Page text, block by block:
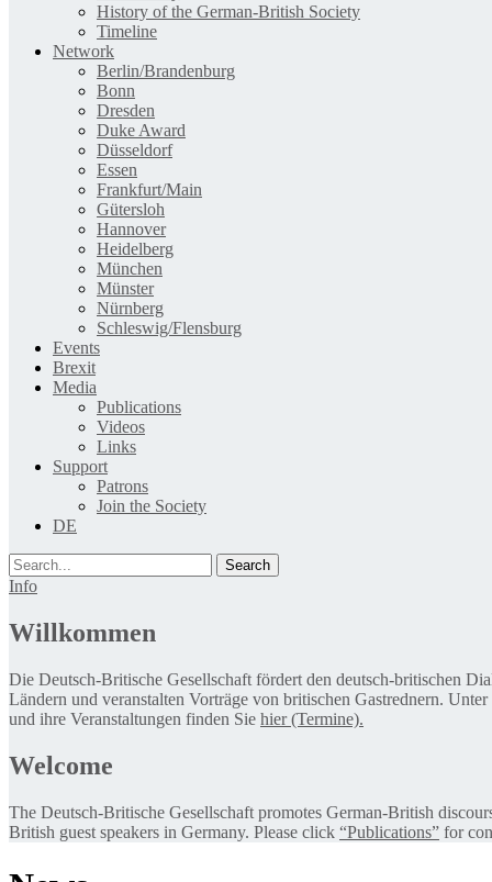
History of the German-British Society
Timeline
Network
Berlin/Brandenburg
Bonn
Dresden
Duke Award
Düsseldorf
Essen
Frankfurt/Main
Gütersloh
Hannover
Heidelberg
München
Münster
Nürnberg
Schleswig/Flensburg
Events
Brexit
Media
Publications
Videos
Links
Support
Patrons
Join the Society
DE
Search
Info
Willkommen
Die Deutsch-Britische Gesellschaft fördert den deutsch-britischen
Ländern und veranstalten Vorträge von britischen Gastrednern. Unter
und ihre Veranstaltungen finden Sie hier (Termine).
Welcome
The Deutsch-Britische Gesellschaft promotes German-British
British guest speakers in Germany. Please click “Publications” for